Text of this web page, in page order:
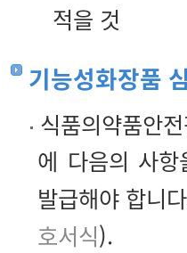
적을 것
기능성화장품
식품의약품안
에 다음의 사
발급해야 합니
호서식).